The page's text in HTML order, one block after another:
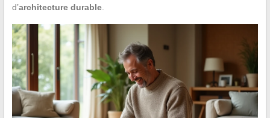
d’architecture durable.